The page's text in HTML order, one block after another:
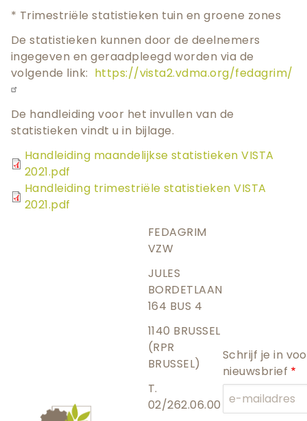
* Trimestriële statistieken tuin en groene zones
De statistieken kunnen door de deelnemers
ingegeven en geraadpleegd worden via de
volgende link: https://vista2.vdma.org/fedagrim/
De handleiding voor het invullen van de
statistieken vindt u in bijlage.
Handleiding maandelijkse statistieken VISTA
2021.pdf
Handleiding trimestriële statistieken VISTA
2021.pdf
FEDAGRIM
VZW
JULES
BORDETLAAN
164 BUS 4
1140 BRUSSEL
(RPR
BRUSSEL)
T.
02/262.06.00
Schrijf je in
nieuwsbrief